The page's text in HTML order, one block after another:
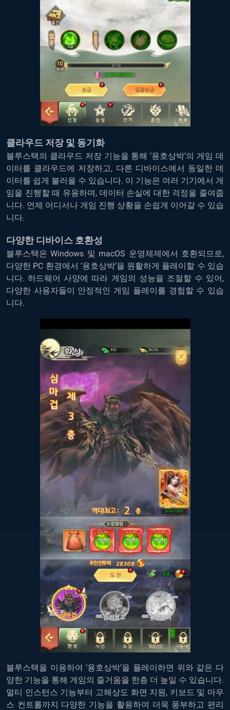
클라우드 저장 및 동기화
블루스택의 클라우드 저장 기능을 통해 ‘용호상박’의 게임 데
이터를 클라우드에 저장하고, 다른 디바이스에서 동일한 데
이터를 쉽게 불러올 수 있습니다. 이 기능은 여러 기기에서 게
임을 진행할 때 유용하며, 데이터 손실에 대한 걱정을 줄여줍
니다. 언제 어디서나 게임 진행 상황을 손쉽게 이어갈 수 있습
니다.
다양한 디바이스 호환성
블루스택은 Windows 및 macOS 운영체제에서 호환되므로,
다양한 PC 환경에서 ‘용호상박’을 원활하게 플레이할 수 있습
니다. 하드웨어 사양에 따라 게임의 성능을 조절할 수 있어,
다양한 사용자들이 안정적인 게임 플레이를 경험할 수 있습
니다.
블루스택을 이용하여 ‘용호상박’을 플레이하면 위와 같은 다
양한 기능을 통해 게임의 즐거움을 한층 더 높일 수 있습니다.
멀티 인스턴스 기능부터 고해상도 화면 지원, 키보드 및 마우
스 컨트롤까지 다양한 기능을 활용하여 더욱 풍부하고 편리